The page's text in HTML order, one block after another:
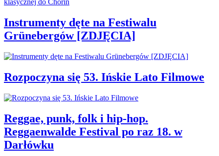
Instrumenty dęte na Festiwalu
Grünebergów [ZDJĘCIA]
Rozpoczyna się 53. Ińskie Lato Filmowe
Reggae, punk, folk i hip-hop.
Reggaenwalde Festival po raz 18. w
Darłówku